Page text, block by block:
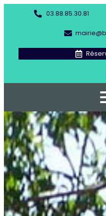
03.88.85.30.81